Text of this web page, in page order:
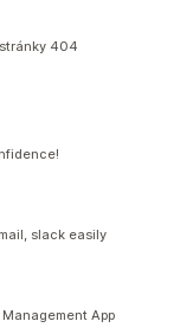
404
slack easily
App